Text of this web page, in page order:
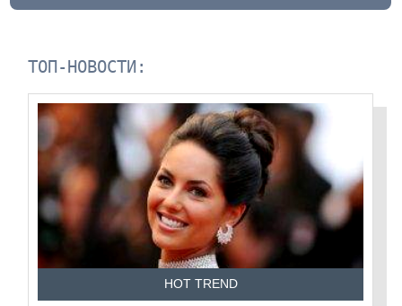
ТОП-НОВОСТИ:
HOT TREND